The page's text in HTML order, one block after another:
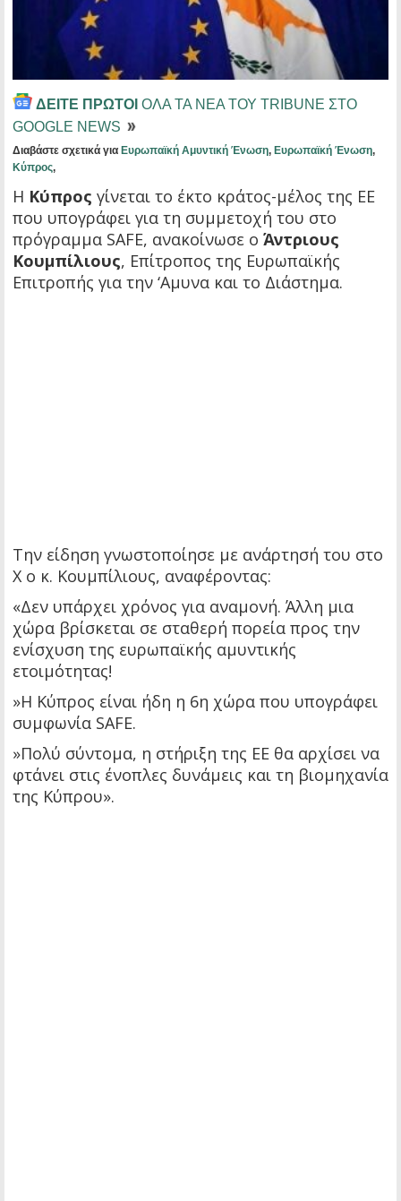
ΔΕΙΤΕ ΠΡΩΤΟΙ ΟΛΑ ΤΑ ΝΕΑ ΤΟΥ TRIBUNE ΣΤΟ
GOOGLE NEWS
Διαβάστε σχετικά για Ευρωπαϊκή Αμυντική Ένωση, Ευρωπαϊκή Ένωση,
Κύπρος,
Η Κύπρος γίνεται το έκτο κράτος-μέλος της ΕΕ
που υπογράφει για τη συμμετοχή του στο
πρόγραμμα SAFΕ, ανακοίνωσε ο Άντριους
Κουμπίλιους, Επίτροπος της Ευρωπαϊκής
Επιτροπής για την ‘Αμυνα και το Διάστημα.
Την είδηση γνωστοποίησε με ανάρτησή του στο
X ο κ. Κουμπίλιους, αναφέροντας:
«Δεν υπάρχει χρόνος για αναμονή. Άλλη μια
χώρα βρίσκεται σε σταθερή πορεία προς την
ενίσχυση της ευρωπαϊκής αμυντικής
ετοιμότητας!
»Η Κύπρος είναι ήδη η 6η χώρα που υπογράφει
συμφωνία SAFE.
»Πολύ σύντομα, η στήριξη της ΕΕ θα αρχίσει να
φτάνει στις ένοπλες δυνάμεις και τη βιομηχανία
της Κύπρου».